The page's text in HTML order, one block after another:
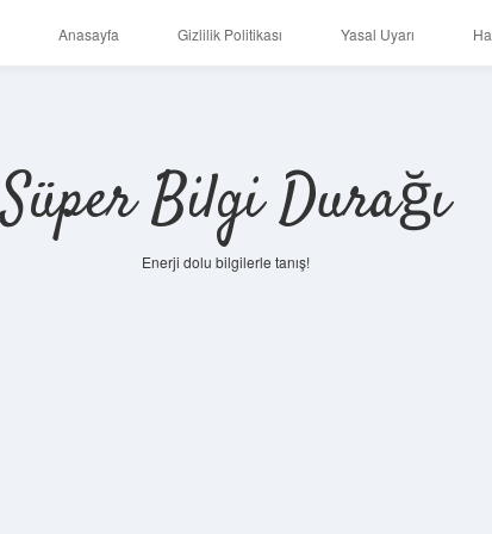
Anasayfa Gizlilik Politikası Yasal Uyarı
Süper Bilgi Durağı
Enerji dolu bilgilerle tanış!